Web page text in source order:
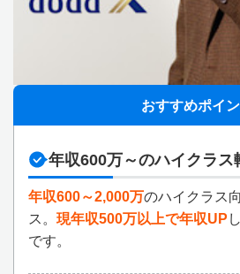
おすすめポイ
年収600万～のハイクラス
年収600～2,000万のハイクラス
ス。 現年収500万以上で年収UP
です。